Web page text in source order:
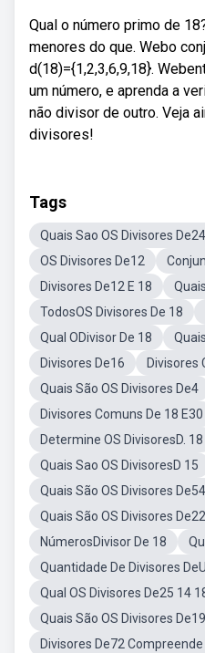
Qual o número primo de
menores do que. Webo
d(18)={1,2,3,6,9,18}.
um número, e aprenda a
não divisor de outro. Veja
divisores!
Tags
Quais Sao OS Divisores De24
OS Divisores De12
Divisores De12 E 18
TodosOS Divisores De 18
Qual ODivisor De 18
Divisores De16
Divisores
Quais São OS Divisores De4
Divisores Comuns De 18 E30
Determine OS DivisoresD. 18
Quais Sao OS DivisoresD 15
Quais São OS Divisores De54
Quais São OS Divisores
NúmerosDivisor De 18
Quantidade De Divisores
Qual OS Divisores De25 14
Quais São OS Divisores De19
Divisores De72